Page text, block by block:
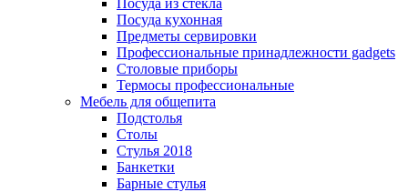
Посуда из стекла
Посуда кухонная
Предметы сервировки
Профессиональные принадлежности gadgets
Столовые приборы
Термосы профессиональные
Мебель для общепита
Подстолья
Столы
Стулья 2018
Банкетки
Барные стулья